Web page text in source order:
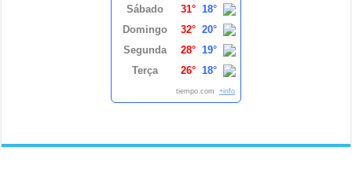
Sábado 31°
18°
Domingo
32° 20°
Segunda
28°
19°
Terça
26° 18°
tiempo.com +info